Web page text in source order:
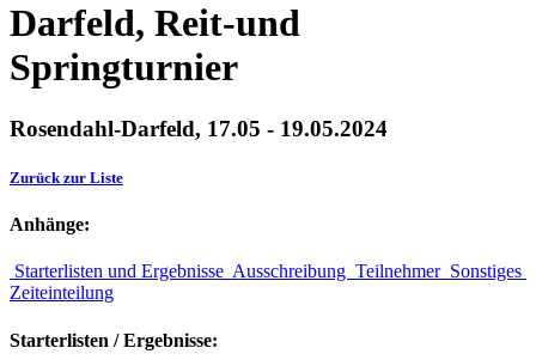
Darfeld, Reit-und
Springturnier
Rosendahl-Darfeld, 17.05 - 19.05.2024
Zurück zur Liste
Anhänge:
Starterlisten und Ergebnisse Ausschreibung Teilnehmer Sonstiges
Zeiteinteilung
Starterlisten / Ergebnisse: